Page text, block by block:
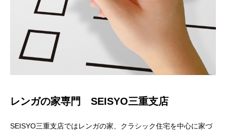
レンガの家専門 SEISYO三重支店
SEISYO三重支店ではレンガの家、クラシック住宅を中心に家づ